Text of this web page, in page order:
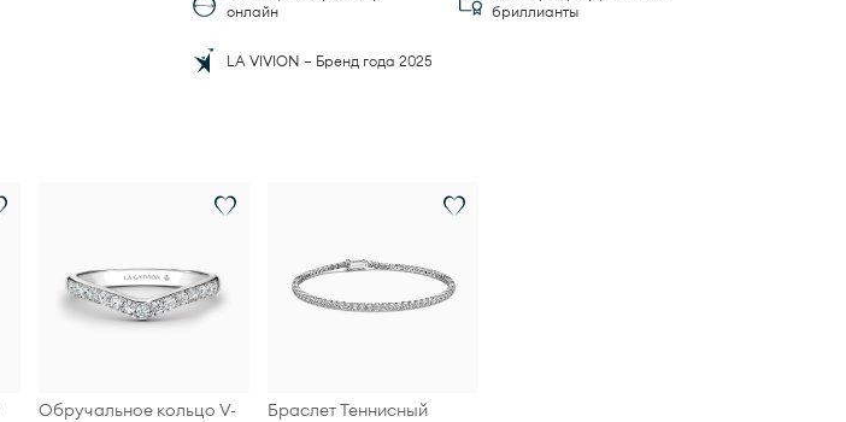
онлайн
бриллианты
LA VIVION — Бренд года 2025
Обручальное кольцо V-
Браслет Теннисный